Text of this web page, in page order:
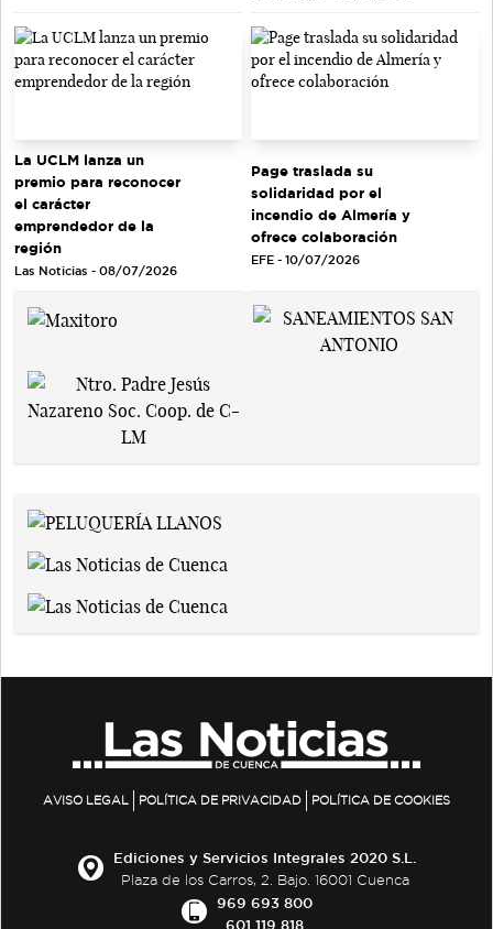
La UCLM lanza un
premio para reconocer
el carácter
emprendedor de la
región
Las Noticias - 08/07/2026
Page traslada su
solidaridad por el
incendio de Almería y
ofrece colaboración
EFE - 10/07/2026
AVISO LEGAL POLÍTICA DE PRIVACIDAD POLÍTICA DE COOKIES
Ediciones y Servicios Integrales 2020 S.L.
Plaza de los Carros, 2. Bajo. 16001 Cuenca
969 693 800
601 119 818